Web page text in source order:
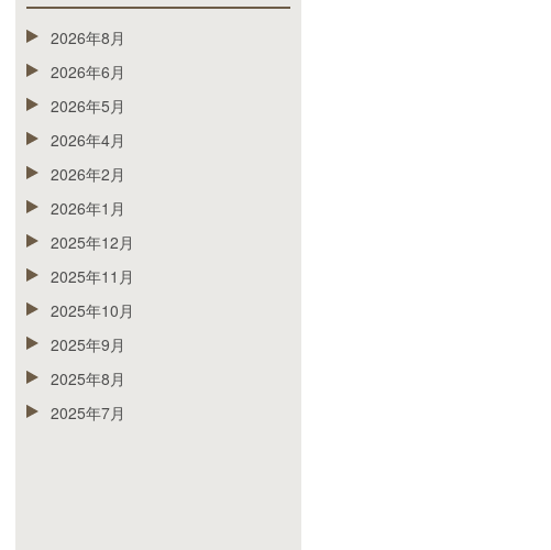
2026年8月
2026年6月
2026年5月
2026年4月
2026年2月
2026年1月
2025年12月
2025年11月
2025年10月
2025年9月
2025年8月
2025年7月